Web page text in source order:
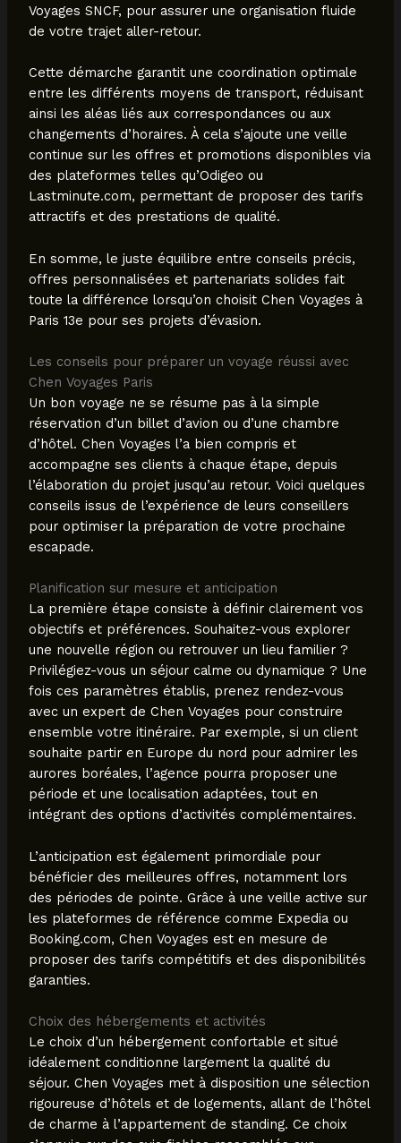
Voyages SNCF, pour assurer une organisation fluide
de votre trajet aller-retour.
Cette démarche garantit une coordination optimale
entre les différents moyens de transport, réduisant
ainsi les aléas liés aux correspondances ou aux
changements d’horaires. À cela s’ajoute une veille
continue sur les offres et promotions disponibles via
des plateformes telles qu’Odigeo ou
Lastminute.com, permettant de proposer des tarifs
attractifs et des prestations de qualité.
En somme, le juste équilibre entre conseils précis,
offres personnalisées et partenariats solides fait
toute la différence lorsqu’on choisit Chen Voyages à
Paris 13e pour ses projets d’évasion.
Les conseils pour préparer un voyage réussi avec
Chen Voyages Paris
Un bon voyage ne se résume pas à la simple
réservation d’un billet d’avion ou d’une chambre
d’hôtel. Chen Voyages l’a bien compris et
accompagne ses clients à chaque étape, depuis
l’élaboration du projet jusqu’au retour. Voici quelques
conseils issus de l’expérience de leurs conseillers
pour optimiser la préparation de votre prochaine
escapade.
Planification sur mesure et anticipation
La première étape consiste à définir clairement vos
objectifs et préférences. Souhaitez-vous explorer
une nouvelle région ou retrouver un lieu familier ?
Privilégiez-vous un séjour calme ou dynamique ? Une
fois ces paramètres établis, prenez rendez-vous
avec un expert de Chen Voyages pour construire
ensemble votre itinéraire. Par exemple, si un client
souhaite partir en Europe du nord pour admirer les
aurores boréales, l’agence pourra proposer une
période et une localisation adaptées, tout en
intégrant des options d’activités complémentaires.
L’anticipation est également primordiale pour
bénéficier des meilleures offres, notamment lors
des périodes de pointe. Grâce à une veille active sur
les plateformes de référence comme Expedia ou
Booking.com, Chen Voyages est en mesure de
proposer des tarifs compétitifs et des disponibilités
garanties.
Choix des hébergements et activités
Le choix d’un hébergement confortable et situé
idéalement conditionne largement la qualité du
séjour. Chen Voyages met à disposition une sélection
rigoureuse d’hôtels et de logements, allant de l’hôtel
de charme à l’appartement de standing. Ce choix